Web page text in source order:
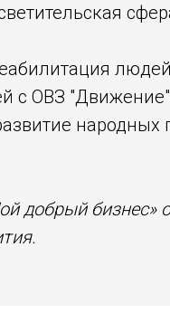
с ОВЗ
народных
добрый